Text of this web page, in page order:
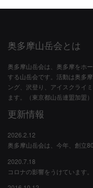
奥多摩山岳会とは
奥多摩山岳会は、奥多摩をホ
する山岳会です。活動は奥多
ング、沢登り、アイスクライ
ます。（東京都山岳連盟加盟）
更新情報
2026.2.12
奥多摩山岳会は、今年、創立
2020.7.18
コロナの影響をうけています。